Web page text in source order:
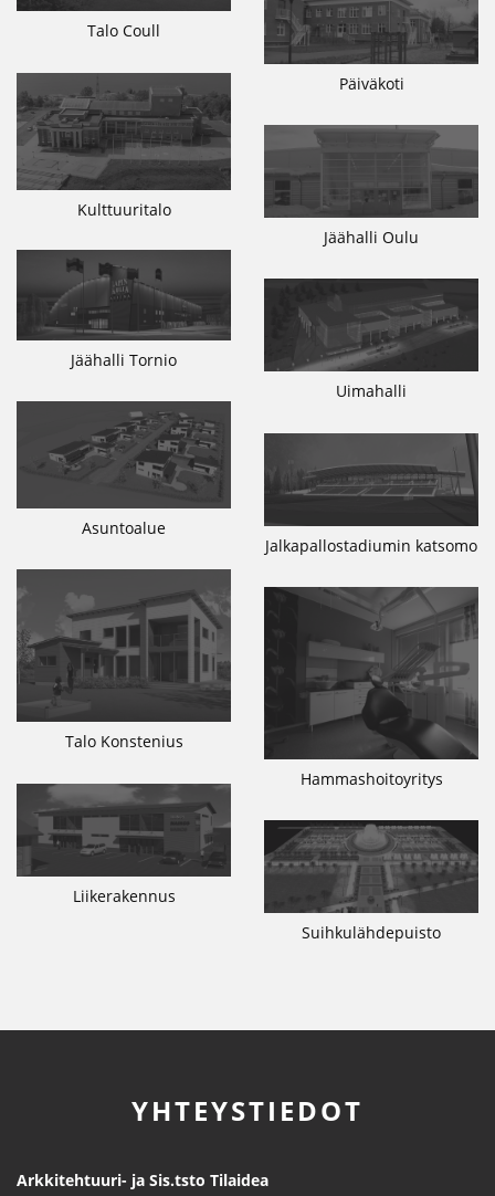
Talo Coull
Päiväkoti
Kulttuuritalo
Jäähalli Oulu
Jäähalli Tornio
Uimahalli
Asuntoalue
Jalkapallostadiumin katsomo
Talo Konstenius
Hammashoitoyritys
Liikerakennus
Suihkulähdepuisto
YHTEYSTIEDOT
Arkkitehtuuri- ja Sis.tsto Tilaidea